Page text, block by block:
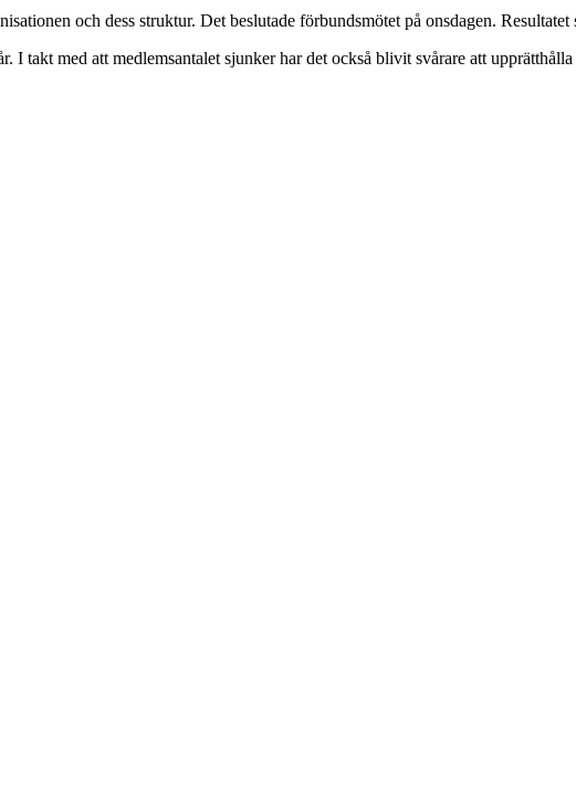
och dess struktur. Det beslutade förbundsmötet på onsdagen.
I takt med att medlemsantalet sjunker har det också blivit svårare att